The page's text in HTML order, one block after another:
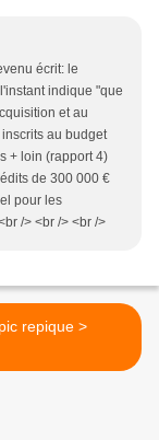
écrit: le
indique "que
et au
au budget
+ loin (rapport 4)
de 300 000 €
pour les
/> <br /> <br />
L'Epic repique >